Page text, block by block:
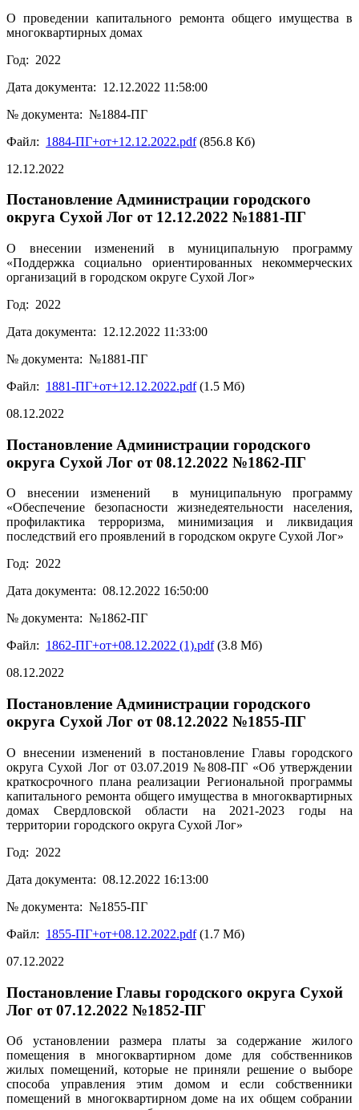
О проведении капитального ремонта общего имущества в
многоквартирных домах
Год: 2022
Дата документа: 12.12.2022 11:58:00
№ документа: №1884-ПГ
Файл: 1884-ПГ+от+12.12.2022.pdf(856.8 Кб)
12.12.2022
Постановление Администрации городского
округа Сухой Лог от 12.12.2022 №1881-ПГ
О внесении изменений в муниципальную программу
«Поддержка социально ориентированных некоммерческих
организаций в городском округе Сухой Лог»
Год: 2022
Дата документа: 12.12.2022 11:33:00
№ документа: №1881-ПГ
Файл: 1881-ПГ+от+12.12.2022.pdf(1.5 Мб)
08.12.2022
Постановление Администрации городского
округа Сухой Лог от 08.12.2022 №1862-ПГ
О внесении изменений в муниципальную программу
«Обеспечение безопасности жизнедеятельности населения,
профилактика терроризма, минимизация и ликвидация
последствий его проявлений в городском округе Сухой Лог»
Год: 2022
Дата документа: 08.12.2022 16:50:00
№ документа: №1862-ПГ
Файл: 1862-ПГ+от+08.12.2022 (1).pdf(3.8 Мб)
08.12.2022
Постановление Администрации городского
округа Сухой Лог от 08.12.2022 №1855-ПГ
О внесении изменений в постановление Главы городского
округа Сухой Лог от 03.07.2019 №808-ПГ «Об утверждении
краткосрочного плана реализации Региональной программы
капитального ремонта общего имущества в многоквартирных
домах Свердловской области на 2021-2023 годы на
территории городского округа Сухой Лог»
Год: 2022
Дата документа: 08.12.2022 16:13:00
№ документа: №1855-ПГ
Файл: 1855-ПГ+от+08.12.2022.pdf(1.7 Мб)
07.12.2022
Постановление Главы городского округа Сухой
Лог от 07.12.2022 №1852-ПГ
Об установлении размера платы за содержание жилого
помещения в многоквартирном доме для собственников
жилых помещений, которые не приняли решение о выборе
способа управления этим домом и если собственники
помещений в многоквартирном доме на их общем собрании